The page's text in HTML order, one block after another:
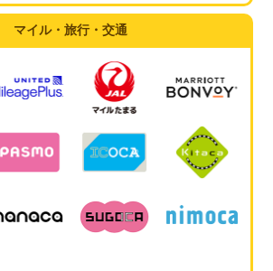
マイル・旅行・交通